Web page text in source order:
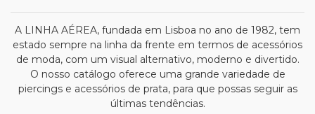
A LINHA AÉREA, fundada em Lisboa no ano de 1982, tem
estado sempre na linha da frente em termos de acessórios
de moda, com um visual alternativo, moderno e divertido.
O nosso catálogo oferece uma grande variedade de
piercings e acessórios de prata, para que possas seguir as
últimas tendências.